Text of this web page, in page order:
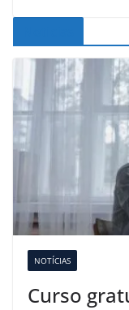
NOTÍCIAS
Curso